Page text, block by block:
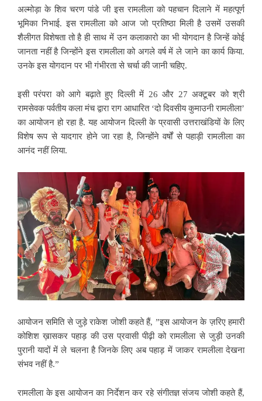
अल्मोड़ा के शिव चरण पांडे जी इस रामलीला को पहचान दिलाने में महत्पूर्ण
भूमिका निभाई. इस रामलीला को आज जो प्रतिष्ठा मिली है उसमें उसकी
शैलीगत विशेषता तो है ही साथ में उन कलाकारो का भी योगदान है जिन्हें कोई
जानता नहीं है जिन्होंने इस रामलीला को अगले वर्ष में ले जाने का कार्य किया.
उनके इस योगदान पर भी गंभीरता से चर्चा की जानी चहिए.
इसी परंपरा को आगे बढ़ाते हुए दिल्ली में 26 और 27 अक्टूबर को श्री
रामसेवक पर्वतीय कला मंच द्वारा राग आधारित ‘दो दिवसीय कुमाउनी रामलीला’
का आयोजन हो रहा है. यह आयोजन दिल्ली के प्रवासी उत्तराखंडियों के लिए
विशेष रूप से यादगार होने जा रहा है, जिन्होंने वर्षों से पहाड़ी रामलीला का
आनंद नहीं लिया.
आयोजन समिति से जुड़े राकेश जोशी कहते हैं, ”इस आयोजन के ज़रिए हमारी
कोशिश ख़ासकर पहाड़ की उस प्रवासी पीढ़ी को रामलीला से जुड़ी उनकी
पुरानी यादों में ले चलना है जिनके लिए अब पहाड़ में जाकर रामलीला देखना
संभव नहीं है.”
रामलीला के इस आयोजन का निर्देशन कर रहे संगीतज्ञ संजय जोशी कहते हैं,